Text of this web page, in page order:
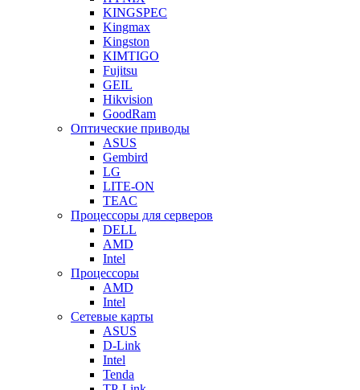
KINGSPEC
Kingmax
Kingston
KIMTIGO
Fujitsu
GEIL
Hikvision
GoodRam
Оптические приводы
ASUS
Gembird
LG
LITE-ON
TEAC
Процессоры для серверов
DELL
AMD
Intel
Процессоры
AMD
Intel
Сетевые карты
ASUS
D-Link
Intel
Tenda